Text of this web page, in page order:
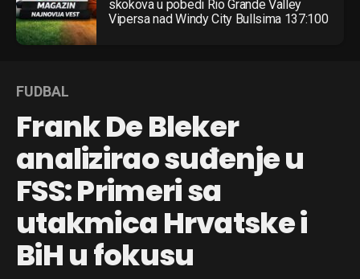
skokova u pobedi Rio Grande Valley
Vipersa nad Windy City Bullsima 137:100
FUDBAL
Frank De Bleker
analizirao suđenje u
FSS: Primeri sa
utakmica Hrvatske i
BiH u fokusu